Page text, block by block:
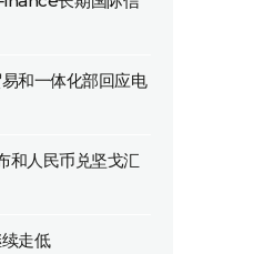
和一体化部回应电
和人民币兑坚戈汇
走低